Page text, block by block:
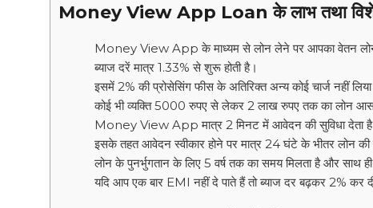
Money View App Loan के लाभ तथा
Money View App के माध्यम से लोन लेने पर आपका वेतन लोन
ब्याज दरें मात्र 1.33% से शुरू होती है।
इसमें 2% की प्रोसेसिंग फीस के अतिरिक्त अन्य कोई चार्ज नहीं लिया
कोई भी व्यक्ति 5000 रुपए से लेकर 2 लाख रुपए तक का लोन
Money View App मात्र 2 मिनट में आवेदन की सुविधा देता
इसके तहत आवेदन स्वीकार होने पर मात्र 24 घंटे के भीतर लोन की
लोन के पुनर्भुगतान के लिए 5 वर्ष तक का समय मिलता है और साथ
यदि आप एक बार EMI नहीं दे पाते हैं तो ब्याज दर बढ़कर 2% कर